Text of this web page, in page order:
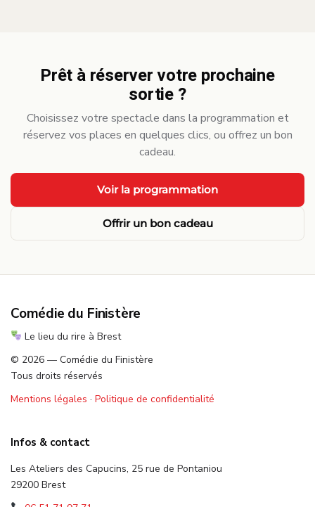
Prêt à réserver votre prochaine
sortie ?
Choisissez votre spectacle dans la programmation et
réservez vos places en quelques clics, ou offrez un bon
cadeau.
Voir la programmation
Offrir un bon cadeau
Comédie du Finistère
Le lieu du rire à Brest
© 2026 — Comédie du Finistère
Tous droits réservés
Mentions légales · Politique de confidentialité
Infos & contact
Les Ateliers des Capucins, 25 rue de Pontaniou
29200 Brest